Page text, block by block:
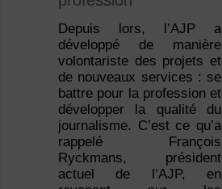
Depuis lors, l’AJP a
développé de manière
volontariste des projets et
de nouveaux services : se
battre pour la profession et
développer la qualité du
journalisme. C’est ce qu’a
rappelé François
Ryckmans, président
actuel de l’AJP, en